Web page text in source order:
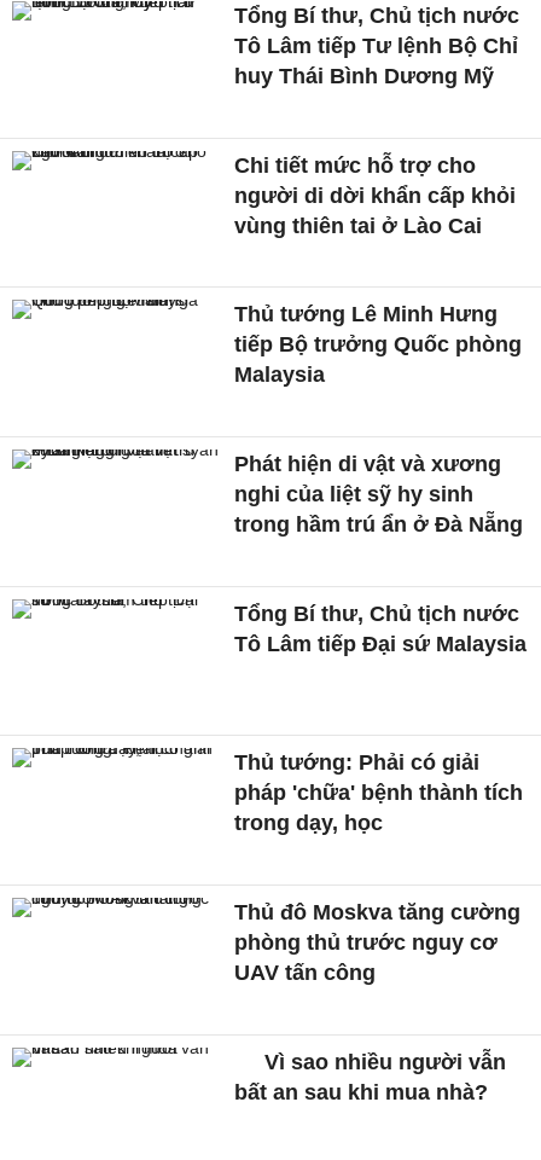
Tổng Bí thư, Chủ tịch nước
Tô Lâm tiếp Tư lệnh Bộ Chỉ
huy Thái Bình Dương Mỹ
Chi tiết mức hỗ trợ cho
người di dời khẩn cấp khỏi
vùng thiên tai ở Lào Cai
Thủ tướng Lê Minh Hưng
tiếp Bộ trưởng Quốc phòng
Malaysia
Phát hiện di vật và xương
nghi của liệt sỹ hy sinh
trong hầm trú ẩn ở Đà Nẵng
Tổng Bí thư, Chủ tịch nước
Tô Lâm tiếp Đại sứ Malaysia
Thủ tướng: Phải có giải
pháp 'chữa' bệnh thành tích
trong dạy, học
Thủ đô Moskva tăng cường
phòng thủ trước nguy cơ
UAV tấn công
Vì sao nhiều người vẫn
bất an sau khi mua nhà?